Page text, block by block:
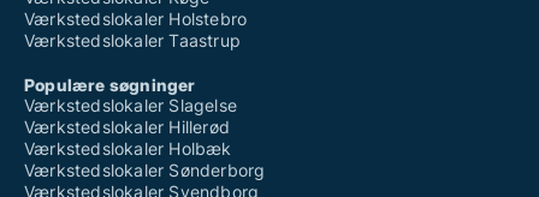
Værkstedslokaler Holstebro
Værkstedslokaler Taastrup
Populære søgninger
Værkstedslokaler Slagelse
Værkstedslokaler Hillerød
Værkstedslokaler Holbæk
Værkstedslokaler Sønderborg
Værkstedslokaler Svendborg